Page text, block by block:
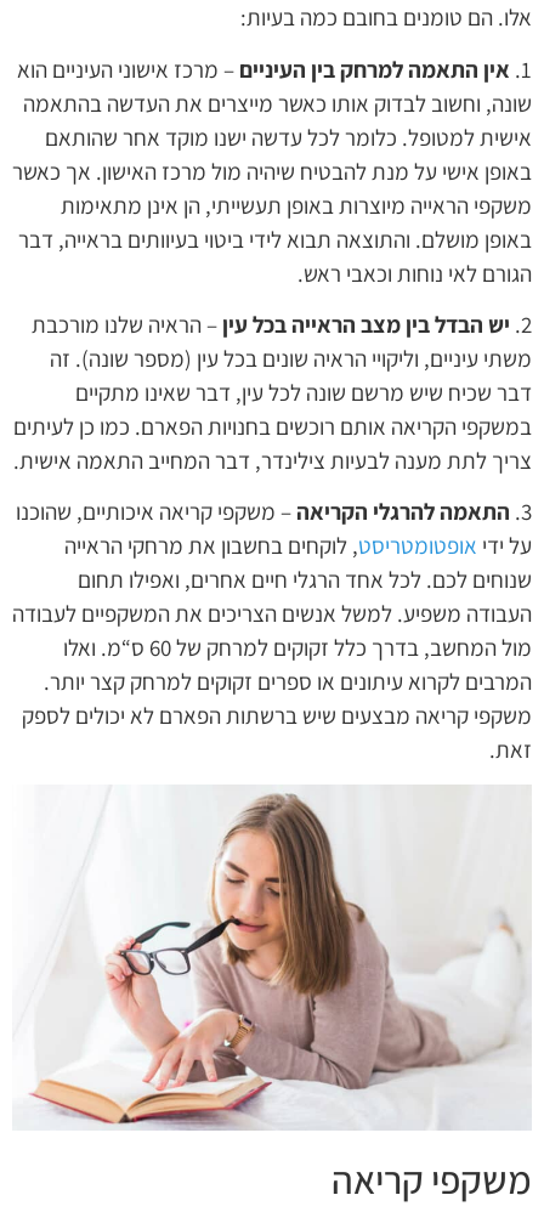
אלו. הם טומנים בחובם כמה בעיות:
1. אין התאמה למרחק בין העיניים – מרכז אישוני העיניים הוא
שונה, וחשוב לבדוק אותו כאשר מייצרים את העדשה בהתאמה
אישית למטופל. כלומר לכל עדשה ישנו מוקד אחר שהותאם
באופן אישי על מנת להבטיח שיהיה מול מרכז האישון. אך כאשר
משקפי הראייה מיוצרות באופן תעשייתי, הן אינן מתאימות
באופן מושלם. והתוצאה תבוא לידי ביטוי בעיוותים בראייה, דבר
הגורם לאי נוחות וכאבי ראש.
2. יש הבדל בין מצב הראייה בכל עין – הראיה שלנו מורכבת
משתי עיניים, וליקויי הראיה שונים בכל עין (מספר שונה). זה
דבר שכיח שיש מרשם שונה לכל עין, דבר שאינו מתקיים
במשקפי הקריאה אותם רוכשים בחנויות הפארם. כמו כן לעיתים
צריך לתת מענה לבעיות צילינדר, דבר המחייב התאמה אישית.
3. התאמה להרגלי הקריאה – משקפי קריאה איכותיים, שהוכנו
על ידי אופטומטריסט, לוקחים בחשבון את מרחקי הראייה
שנוחים לכם. לכל אחד הרגלי חיים אחרים, ואפילו תחום
העבודה משפיע. למשל אנשים הצריכים את המשקפיים לעבודה
מול המחשב, בדרך כלל זקוקים למרחק של 60 ס“מ. ואלו
המרבים לקרוא עיתונים או ספרים זקוקים למרחק קצר יותר.
משקפי קריאה מבצעים שיש ברשתות הפארם לא יכולים לספק
זאת.
משקפי קריאה